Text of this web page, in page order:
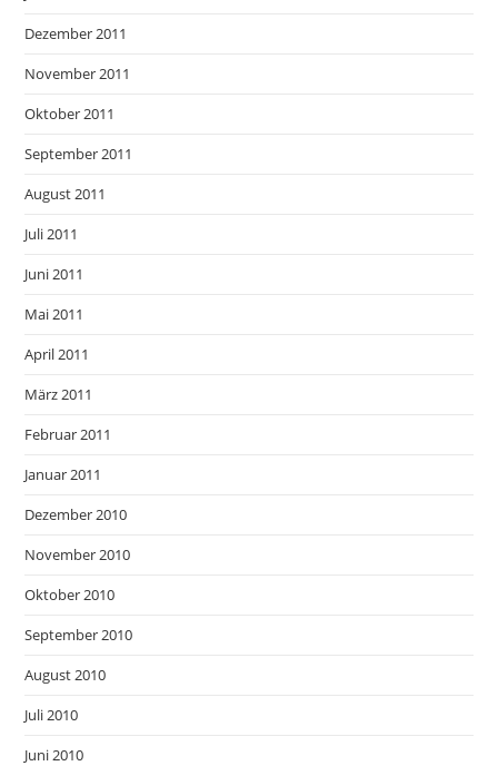
Dezember 2011
November 2011
Oktober 2011
September 2011
August 2011
Juli 2011
Juni 2011
Mai 2011
April 2011
März 2011
Februar 2011
Januar 2011
Dezember 2010
November 2010
Oktober 2010
September 2010
August 2010
Juli 2010
Juni 2010